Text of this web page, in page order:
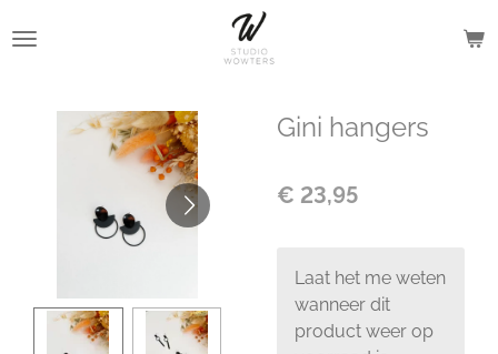
direct
hoofdinhoud
Gini hangers
€ 23,95
Laat het me weten
wanneer dit
product weer op